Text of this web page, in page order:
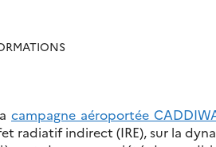
campagne aéroportée
radiatif indirect (IRE), sur la